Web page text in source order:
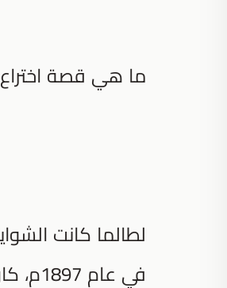
ما هي قصة
لطالما كانت